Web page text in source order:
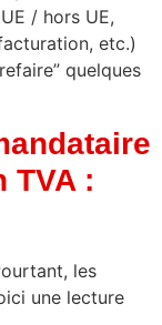
/ hors UE,
etc.)
quelques
:
les
une lecture